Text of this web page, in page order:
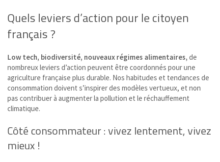
Quels leviers d’action pour le citoyen
français ?
Low tech, biodiversité, nouveaux régimes alimentaires, de
nombreux leviers d’action peuvent être coordonnés pour une
agriculture française plus durable. Nos habitudes et tendances de
consommation doivent s’inspirer des modèles vertueux, et non
pas contribuer à augmenter la pollution et le réchauffement
climatique.
Côté consommateur : vivez lentement, vivez
mieux !